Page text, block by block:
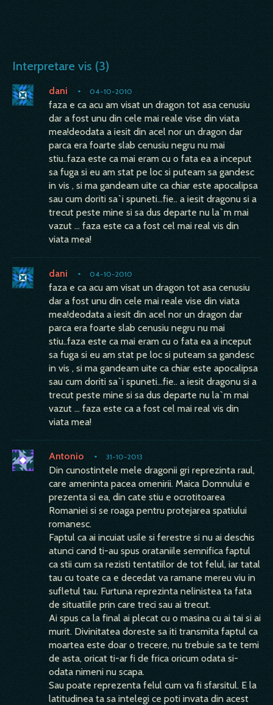
Interpretare vis (3)
dani • 04-10-2010
faza e ca acu am visat un dragon tot asa cenusiu
dar a fost unu din cele mai reale vise din viata
mea!deodata a iesit din acel nor un dragon dar
parca era foarte slab cenusiu negru nu mai
stiu..faza este ca mai eram cu o fata ea a inceput
sa fuga si eu am stat pe loc si puteam sa gandesc
in vis , si ma gandeam uite ca chiar este apocalipsa
sau cum doriti sa`i spuneti...fie.. a iesit dragonu si a
trecut peste mine si sa dus departe nu la`m mai
vazut ... faza este ca a fost cel mai real vis din
viata mea!
dani • 04-10-2010
faza e ca acu am visat un dragon tot asa cenusiu
dar a fost unu din cele mai reale vise din viata
mea!deodata a iesit din acel nor un dragon dar
parca era foarte slab cenusiu negru nu mai
stiu..faza este ca mai eram cu o fata ea a inceput
sa fuga si eu am stat pe loc si puteam sa gandesc
in vis , si ma gandeam uite ca chiar este apocalipsa
sau cum doriti sa`i spuneti...fie.. a iesit dragonu si a
trecut peste mine si sa dus departe nu la`m mai
vazut ... faza este ca a fost cel mai real vis din
viata mea!
Antonio • 31-10-2013
Din cunostintele mele dragonii gri reprezinta raul,
care ameninta pacea omenirii. Maica Domnului e
prezenta si ea, din cate stiu e ocrotitoarea
Romaniei si se roaga pentru protejarea spatiului
romanesc.
Faptul ca ai incuiat usile si ferestre si nu ai deschis
atunci cand ti-au spus orataniile semnifica faptul
ca stii cum sa rezisti tentatiilor de tot felul, iar tatal
tau cu toate ca e decedat va ramane mereu viu in
sufletul tau. Furtuna reprezinta nelinistea ta fata
de situatiile prin care treci sau ai trecut.
Ai spus ca la final ai plecat cu o masina cu ai tai si ai
murit. Divinitatea doreste sa iti transmita faptul ca
moartea este doar o trecere, nu trebuie sa te temi
de asta, oricat ti-ar fi de frica oricum odata si-
odata nimeni nu scapa.
Sau poate reprezenta felul cum va fi sfarsitul. E la
latitudinea ta sa intelegi ce poti invata din acest